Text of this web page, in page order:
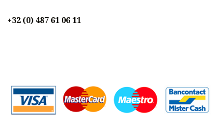
+32 (0) 487 61 06 11